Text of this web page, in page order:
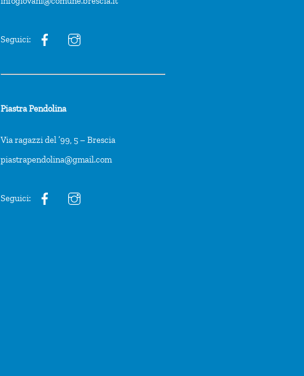
Seguici:
Piastra Pendolina
Via ragazzi del ’99, 5 – Brescia
piastrapendolina@gmail.com
Seguici: